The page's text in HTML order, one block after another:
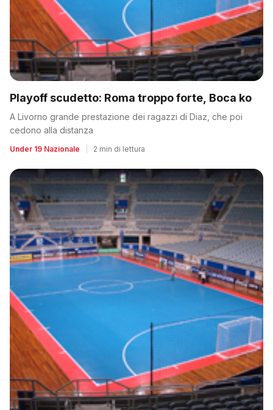
Playoff scudetto: Roma troppo forte, Boca ko
A Livorno grande prestazione dei ragazzi di Diaz, che poi
cedono alla distanza
Under 19 Nazionale 2 min di lettura